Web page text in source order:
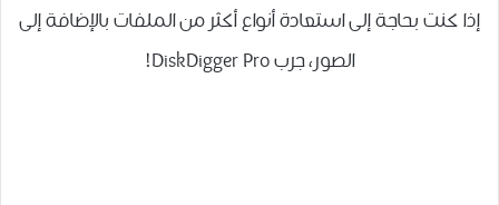
إذا كنت بحاجة إلى استعادة أنواع أكثر من الملفات بالإضافة إلى
الصور، جرب DiskDigger Pro!